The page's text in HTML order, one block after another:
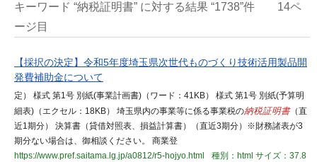
キーワード “納税証明書” に対する結果 “1738”件
14ペ
ージ目
【採択の決定】令和5年度埼玉県次世代ものづくり技術活用製品開
発費補助金について
定） 様式 第1号 別紙(事業計画書)（ワード：41KB） 様式 第1号 別紙(予算明
細表)（エクセル：18KB） 埼玉県内の事業等に係る事業税の納税証明書（直
近1期分） 決算書（貸借対照表、損益計算書）（直近3期分）※財務諸表が3
期分ない場合は、御相談ください。 商業登
https://www.pref.saitama.lg.jp/a0812/r5-hojyo.html
種別：html サイズ：37.8